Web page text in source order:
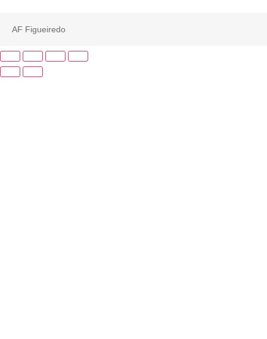
AF Figueiredo